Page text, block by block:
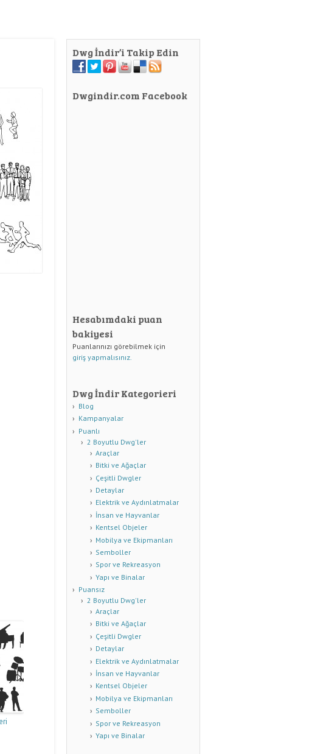
Dwg İndir’i Takip Edin
Dwgindir.com Facebook
Hesabımdaki puan
bakiyesi
Puanlarınızı görebilmek için
giriş yapmalısınız.
Dwg İndir Kategorieri
Blog
Kampanyalar
Puanlı
2 Boyutlu Dwg'ler
Araçlar
Bitki ve Ağaçlar
Çeşitli Dwgler
Detaylar
Elektrik ve Aydınlatmalar
İnsan ve Hayvanlar
Kentsel Objeler
Mobilya ve Ekipmanları
Semboller
Spor ve Rekreasyon
Yapı ve Binalar
Puansız
2 Boyutlu Dwg'ler
Araçlar
Bitki ve Ağaçlar
Çeşitli Dwgler
Detaylar
Elektrik ve Aydınlatmalar
İnsan ve Hayvanlar
Kentsel Objeler
Mobilya ve Ekipmanları
Semboller
Spor ve Rekreasyon
Yapı ve Binalar